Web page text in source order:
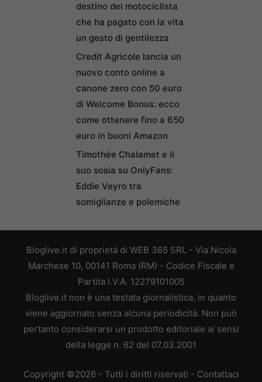
destino del motociclista
che ha pagato con la vita
un gesto di gentilezza
Credit Agricole lancia un
nuovo conto online a
canone zero con 50 euro
di Welcome Bonus: ecco
come ottenere fino a 650
euro in buoni Amazon
Timothée Chalamet e il
suo sosia su OnlyFans:
Eddie Veyro tra
somiglianze e polemiche
Bloglive.it di proprietà di WEB 365 SRL - Via Nicola
Marchese 10, 00141 Roma (RM) - Codice Fiscale e
Partita I.V.A. 12279101005
Bloglive.it non è una testata giornalistica, in quanto
viene aggiornato senza alcuna periodicità. Non può
pertanto considerarsi un prodotto editoriale ai sensi
della legge n. 62 del 07.03.2001
Copyright ©2026 - Tutti i diritti riservati - Contattaci